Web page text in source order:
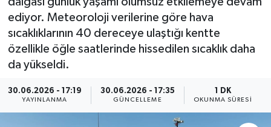
ediyor. Meteoroloji verilerine göre hava
sıcaklıklarının 40 dereceye ulaştığı kentte
özellikle öğle saatlerinde hissedilen sıcaklık daha
da yükseldi.
30.06.2026 - 17:19
YAYINLANMA
30.06.2026 - 17:35
GÜNCELLEME
1 DK
OKUNMA SÜRESI
Canlı Maç
ÇEVRE